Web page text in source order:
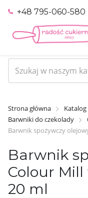
+48 795-060-580
Strona główna Katalog
Barwniki do czekolady
Barwnik spożywczy
Barwnik
Colour Mill
20 ml